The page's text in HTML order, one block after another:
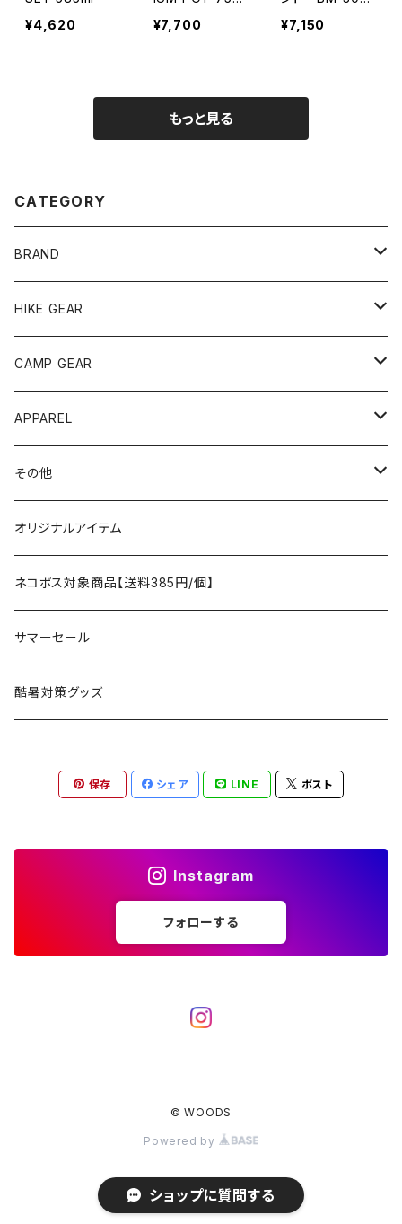
¥4,620
ml
¥7,700
OWAN350
¥7,150
もっと見る
CATEGORY
BRAND
andwander
ANOBA
AO COOLERS
asobito
AS2OV
AXESQUIN
Ballistics
BEDROCK SANDALS
BROOKLYN WORKS
HIKE GEAR
テント、シェルター
バックパック
ポーチ／サコッシュ
ストレージ
パッキングアクセサリー
スリーピングギア
クッキングギア
カトラリー
ヘッドライト／ランタン
アクセサリー
CAMP GEAR
テント、タープ
テント、シェルター
タープ
スリーピングギア
寝袋
マット
アクセサリー
テーブル、チェア
テーブル
チェア
ランタン、ライト
燃料ランタン
LEDライト
焚火台／薪ストーブ
焚火台
七輪、グリル
暖房器具
ガスストーブ
湯たんぽ
斧、鉈
クッキングギア
バーナー／ストーブ
カトラリー
コンテナ、ギアケース
APPAREL
トップス
ボトムス
アンダーウェア
ハンドウェア
ヘッドギア
フットウェア
アクセサリー
その他
遊び
フィッシング
ラジコン
ケア用品
雑貨
アウトレット
オリジナルアイテム
ネコポス対象商品【送料385円/個】
サマーセール
酷暑対策グッズ
保存 シェア LINE ポスト
Instagram
フォローする
© WOODS
Powered by
ショップに質問する